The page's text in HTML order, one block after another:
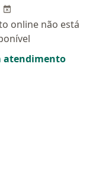
online não está
atendimento